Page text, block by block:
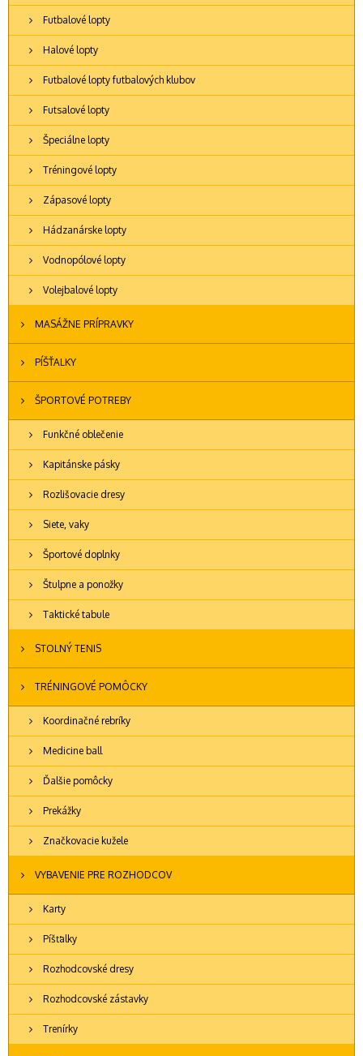
Futbalové lopty
Halové lopty
Futbalové lopty futbalových klubov
Futsalové lopty
Špeciálne lopty
Tréningové lopty
Zápasové lopty
Hádzanárske lopty
Vodnopólové lopty
Volejbalové lopty
MASÁŽNE PRÍPRAVKY
PÍŠŤALKY
ŠPORTOVÉ POTREBY
Funkčné oblečenie
Kapitánske pásky
Rozlišovacie dresy
Siete, vaky
Športové doplnky
Štulpne a ponožky
Taktické tabule
STOLNÝ TENIS
TRÉNINGOVÉ POMÔCKY
Koordinačné rebríky
Medicine ball
Ďalšie pomôcky
Prekážky
Značkovacie kužele
VYBAVENIE PRE ROZHODCOV
Karty
Píšťalky
Rozhodcovské dresy
Rozhodcovské zástavky
Trenírky